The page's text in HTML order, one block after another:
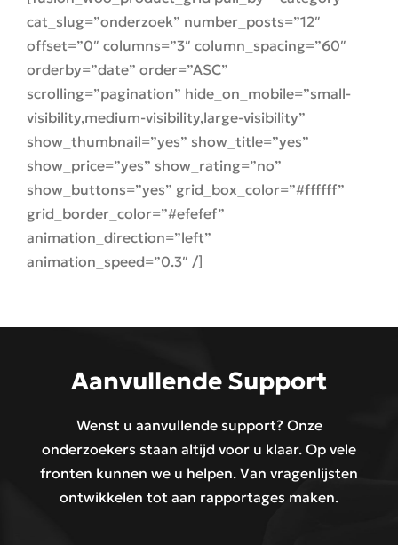
cat_slug=”onderzoek” number_posts=”12″
offset=”0″ columns=”3″ column_spacing=”60″
orderby=”date” order=”ASC”
scrolling=”pagination” hide_on_mobile=”small-
visibility,medium-visibility,large-visibility”
show_thumbnail=”yes” show_title=”yes”
show_price=”yes” show_rating=”no”
show_buttons=”yes” grid_box_color=”#ffffff”
grid_border_color=”#efefef”
animation_direction=”left”
animation_speed=”0.3″ /]
Aanvullende Support
Wenst u aanvullende support? Onze
onderzoekers staan altijd voor u klaar. Op vele
fronten kunnen we u helpen. Van vragenlijsten
ontwikkelen tot aan rapportages maken.